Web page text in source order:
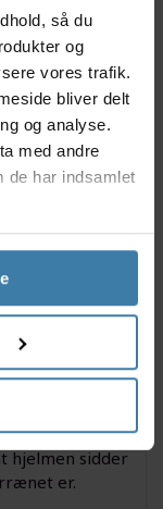
så du
og
vores trafik.
bliver delt
og analyse.
med andre
de har indsamlet
beskyttelse
perfekt
ridning
BMX-
kompromis
er især
Den
mens det
hjelmen sidder
er.